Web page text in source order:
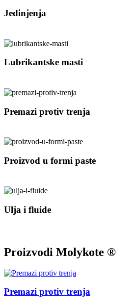
Jedinjenja
Lubrikantske masti
Premazi protiv trenja
Proizvod u formi paste
Ulja i fluide
Proizvodi Molykote ®
Premazi protiv trenja